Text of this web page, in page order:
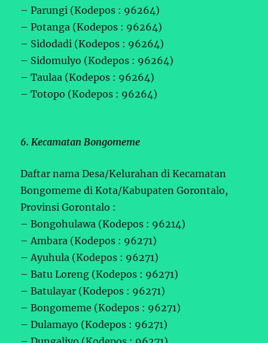
– Parungi (Kodepos : 96264)
– Potanga (Kodepos : 96264)
– Sidodadi (Kodepos : 96264)
– Sidomulyo (Kodepos : 96264)
– Taulaa (Kodepos : 96264)
– Totopo (Kodepos : 96264)
6. Kecamatan Bongomeme
Daftar nama Desa/Kelurahan di Kecamatan
Bongomeme di Kota/Kabupaten Gorontalo,
Provinsi Gorontalo :
– Bongohulawa (Kodepos : 96214)
– Ambara (Kodepos : 96271)
– Ayuhula (Kodepos : 96271)
– Batu Loreng (Kodepos : 96271)
– Batulayar (Kodepos : 96271)
– Bongomeme (Kodepos : 96271)
– Dulamayo (Kodepos : 96271)